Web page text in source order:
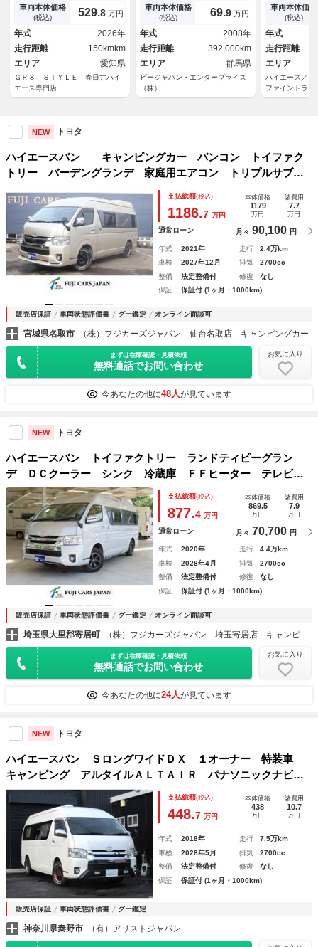
イドドア／クリアランスソナー
／ＬＥＤヘッドライト／ＬＥＤ
フォグランプ／スマートキー／
トヨタセーフティセンス／ＡＣ
１００Ｖ
車両本体価格
(税込) 529.8 万円
年式
2026年
走行距離
150kmkm
エリア
愛知県
ＧＲ８ ＳＴＹＬＥ 春日井ハイ
エース専門店
テ エアバック オ－トエアコ
ン ＥＴＣ ＡＢＳ Ｒエアコ
ン Ｗエアバック
車両本体価格
(税込) 69.9 万円
年式
2008年
走行距離
392,000km
エリア
群馬県
ビージャパン・エンタープライズ
（株）
Ｄ 衝突軽減
ード付 ベッ
カメラ Ｂｌ
フルセグＴ
ブレコーダー
車両本体価格
(税込)
年式
走行距離
エリア
ハイエース／
ファイントラス
NEW トヨタ
ハイエースバン キャンピングカー バンコン トイファク
トリー バーデングランデ 家庭用エアコン トリプルサブバ
ッテリー ソーラーパネル マックスファン 電子レンジ Ｆ
Ｆヒ－ター 冷蔵庫 メインサブ切替スイッチ
支払総額(税込)
1186.7 万円
本体価格
1179
万円
諸費用
7.7
万円
通常ローン 月々 90,100 円
年式 2021年 走行
2.4万km
車検
2027年12月 排気
2700cc
整備
法定整備付 修復
なし
保証
保証付 (1ヶ月・1000km)
販売店保証 車両状態評価書 グー鑑定 オンライン商談可
宮城県名取市 （株）フジカーズジャパン 仙台名取店 キャンピングカー
まずは在庫確認・見積依頼
無料通話でお問い合わせ
お気に入り
今あなたの他に48人が見ています
NEW トヨタ
ハイエースバン トイファクトリー ランドティピーグラン
デ ＤＣクーラー シンク 冷蔵庫 ＦＦヒーター テレビ
電子レンジ ツインサブバッテリー インバーター１５００
Ｗ ルーフベント メモリナビ ＥＴＣ バックカメラ
支払総額(税込)
877.4 万円
本体価格
869.5
万円
諸費用
7.9
万円
通常ローン 月々 70,700 円
年式 2020年 走行
4.4万km
車検
2028年4月 排気
2700cc
整備
法定整備付 修復
なし
保証
保証付 (1ヶ月・1000km)
販売店保証 車両状態評価書 グー鑑定 オンライン商談可
埼玉県大里郡寄居町
まずは在庫確認・見積依頼
無料通話でお問い合わせ
お気に入り
今あなたの他に24人が見ています
NEW トヨタ
ハイエースバン ＳロングワイドＤＸ １オーナー 特装車
キャンピング アルタイルＡＬＴＡＩＲ パナソニックナビ
パワースライドドア １６インチＡＷ サブバッテリー２基
マックスファン 電子レンジ 冷蔵庫 シンク 遮光カーテン
支払総額(税込)
448.7 万円
本体価格
438
万円
諸費用
10.7
万円
年式 2018年 走行
7.5万km
車検
2028年5月 排気
2700cc
整備
法定整備付 修復
なし
保証
保証付 (1ヶ月・1000km)
販売店保証 車両状態評価書 グー鑑定
神奈川県秦野市 （有）アリストジャパン